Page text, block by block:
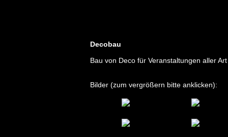
Decobau
Bau von Deco für Veranstaltungen aller
Bilder (zum vergrößern bitte anklicken):